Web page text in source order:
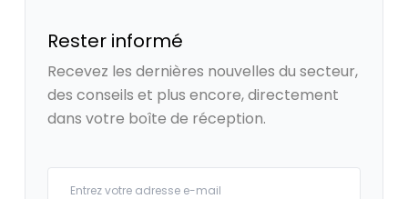
Rester informé
Recevez les dernières nouvelles du secteur,
des conseils et plus encore, directement
dans votre boîte de réception.